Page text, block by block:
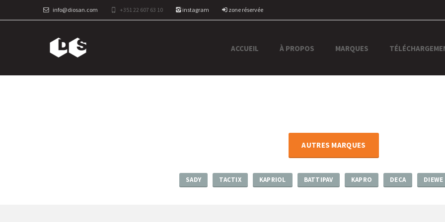
info@diosan.com +351 22 607 63 10 instagram zone réservée
ACCUEIL À PROPOS MARQUES
AUTRES MARQUES
SADY TACTIX KAPRIOL BATTIPAV KAPRO DECA DIEWE